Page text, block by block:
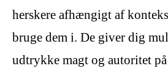
herskere afhængigt af
bruge dem i. De giver dig
udtrykke magt og autoritet